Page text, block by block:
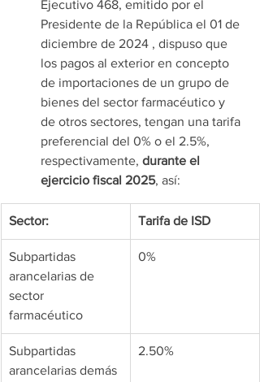
Ejecutivo 468, emitido por el
Presidente de la República el 01 de
diciembre de 2024 , dispuso que
los pagos al exterior en concepto
de importaciones de un grupo de
bienes del sector farmacéutico y
de otros sectores, tengan una tarifa
preferencial del 0% o el 2.5%,
respectivamente, durante el
ejercicio fiscal 2025, así:
Sector: Tarifa de ISD
Subpartidas
arancelarias de
sector
farmacéutico
0%
Subpartidas
arancelarias demás
2.50%